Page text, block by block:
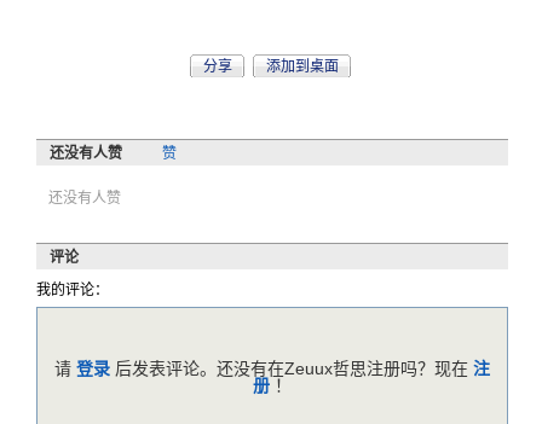
分享 添加到桌面
还没有人赞 赞
还没有人赞
评论
我的评论：
请 登录 后发表评论。还没有在Zeuux哲思注册吗？现在 注
册 ！